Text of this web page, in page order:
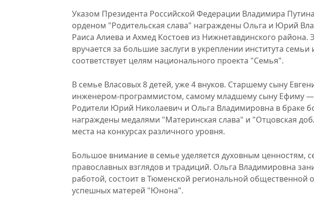
Указом Президента Российской Федерации Владимира
орденом "Родительская слава" награждены Ольга и Юрий
Раиса Алиева и Ахмед Костоев из Нижнетавдинского района.
вручается за большие заслуги в укреплении института
соответствует целям национального проекта "Семья".
В семье Власовых 8 детей, уже 4 внуков. Старшему сыну
инженером-программистом, самому младшему сыну Ефиму —
Родители Юрий Николаевич и Ольга Владимировна в браке
награждены медалями "Материнская слава" и "Отцовская
места на конкурсах различного уровня.
Большое внимание в семье уделяется духовным ценностям,
православных взглядов и традиций. Ольга Владимировна
работой, состоит в Тюменской региональной общественной
успешных матерей "Юнона".